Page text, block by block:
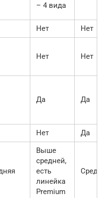
– 4 вида
Нет
Нет
Нет Нет
Да Да
Нет Да
Выше
средней,
есть
линейка
Premium